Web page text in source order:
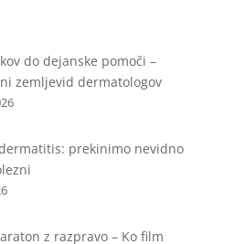
do dejanske pomoči –
zemljevid dermatologov
prekinimo nevidno
z razpravo – Ko film